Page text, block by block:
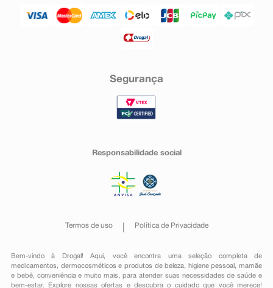
Segurança
Responsabilidade social
Termos de uso Política de Privacidade
Bem-vindo à Drogal! Aqui, você encontra uma seleção completa de
medicamentos , dermocosméticos e produtos de beleza, higiene pessoal ,mamãe
e bebê, conveniênciae muito mais, para atender suas necessidades de saúde e
bem-estar. Explore nossas ofertas e descubra o cuidado que você merece!